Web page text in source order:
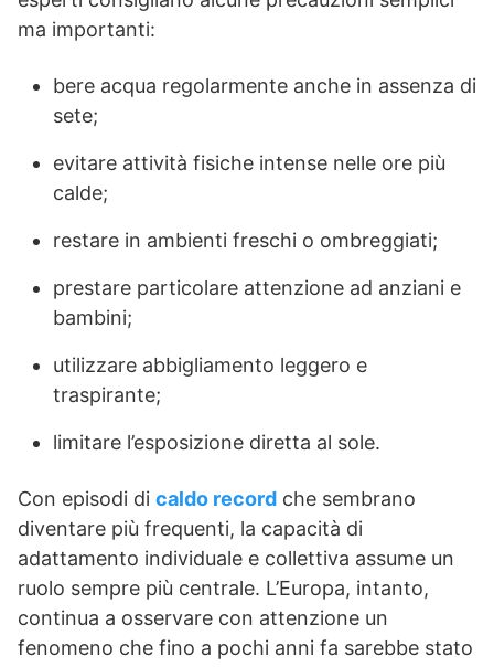
ma importanti:
bere acqua regolarmente anche in assenza di
sete;
evitare attività fisiche intense nelle ore più
calde;
restare in ambienti freschi o ombreggiati;
prestare particolare attenzione ad anziani e
bambini;
utilizzare abbigliamento leggero e
traspirante;
limitare l’esposizione diretta al sole.
Con episodi di caldo record che sembrano
diventare più frequenti, la capacità di
adattamento individuale e collettiva assume un
ruolo sempre più centrale. L’Europa, intanto,
continua a osservare con attenzione un
fenomeno che fino a pochi anni fa sarebbe stato